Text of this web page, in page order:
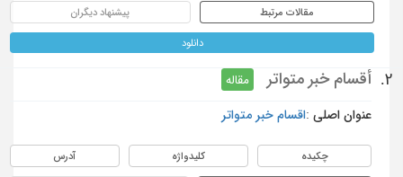
مقالات مرتبط پیشنهاد دیگران
دانلود
2. أقسام خبر متواتر مقاله
عنوان اصلی : اقسام خبر متواتر
چکیده کلیدواژه آدرس